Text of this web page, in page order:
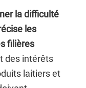
la difficulté
les
filières
des intérêts
laitiers et